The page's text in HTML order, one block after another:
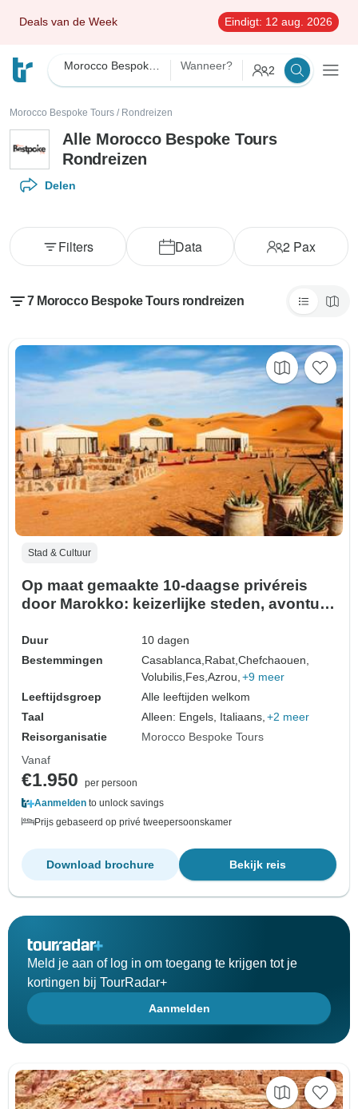
Deals van de Week Eindigt: 12 aug. 2026
Wanneer? 2
Morocco Bespoke Tours / Rondreizen
Alle Morocco Bespoke Tours
Rondreizen
Delen
Data 2 Pax
Filters
7 Morocco Bespoke Tours rondreizen
Stad & Cultuur
Op maat gemaakte 10-daagse privéreis
door Marokko: keizerlijke steden, avontuur
Duur
10 dagen
Bestemmingen
Casablanca, Rabat,Chefchaouen,
Volubilis, Fes,Azrou, +9 meer
Leeftijdsgroep
Alle leeftijden welkom
Taal
Alleen: Engels, Italiaans, +2 meer
Reisorganisatie
Morocco Bespoke Tours
Vanaf
€1.950
per persoon
Aanmelden to unlock savings
Prijs gebaseerd op privé tweepersoonskamer
Bekijk reis
Download brochure
Meld je aan of log in om toegang te krijgen tot je
kortingen bij TourRadar+
Aanmelden